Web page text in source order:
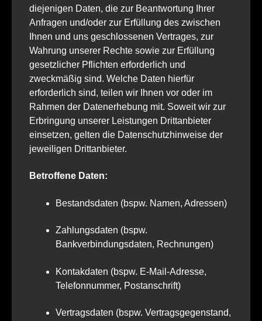
diejenigen Daten, die zur Beantwortung Ihrer
Anfragen und/oder zur Erfüllung des zwischen
Ihnen und uns geschlossenen Vertrages, zur
Wahrung unserer Rechte sowie zur Erfüllung
gesetzlicher Pflichten erforderlich und
zweckmäßig sind. Welche Daten hierfür
erforderlich sind, teilen wir Ihnen vor oder im
Rahmen der Datenerhebung mit. Soweit wir zur
Erbringung unserer Leistungen Drittanbieter
einsetzen, gelten die Datenschutzhinweise der
jeweiligen Drittanbieter.
Betroffene Daten:
Bestandsdaten (bspw. Namen, Adressen)
Zahlungsdaten (bspw.
Bankverbindungsdaten, Rechnungen)
Kontakdaten (bspw. E-Mail-Adresse,
Telefonnummer, Postanschrift)
Vertragsdaten (bspw. Vertragsgegenstand,